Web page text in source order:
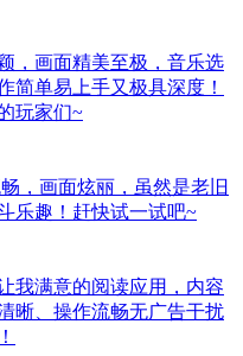
，画面精美至极，音乐选
简单易上手又极具深度！
玩家们~
，画面炫丽，虽然是老旧
乐趣！赶快试一试吧~
我满意的阅读应用，内容
晰、操作流畅无广告干扰